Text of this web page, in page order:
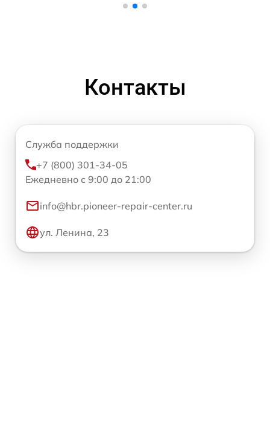
Контакты
Служба поддержки
+7 (800) 301-34-05
Ежедневно с 9:00 до 21:00
info@hbr.pioneer-repair-center.ru
ул. Ленина, 23